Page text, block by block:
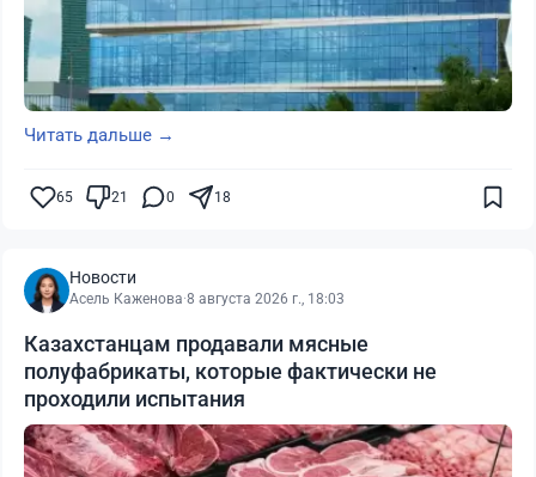
Читать дальше →
65 21 0 18
Новости
Асель Каженова·8 августа 2026 г., 18:03
Казахстанцам продавали мясные
полуфабрикаты, которые фактически не
проходили испытания